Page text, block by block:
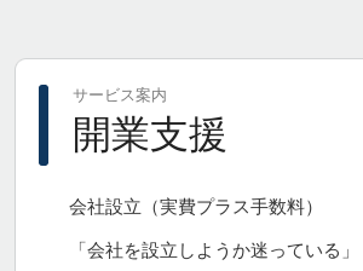
サービス案内
開業支援
会社設立（実費プラス手数料）
「会社を設立しようか迷っている」